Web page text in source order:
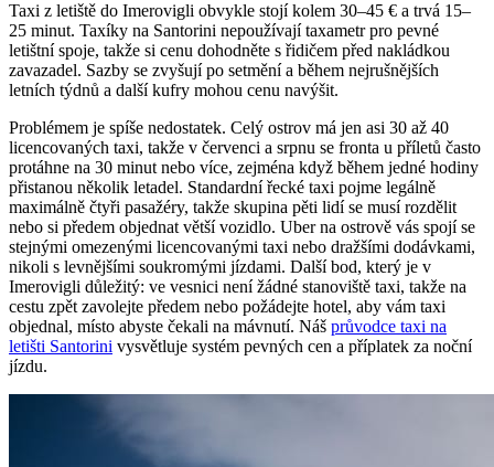
Taxi z letiště do Imerovigli obvykle stojí kolem 30–45 € a trvá 15–
25 minut. Taxíky na Santorini nepoužívají taxametr pro pevné
letištní spoje, takže si cenu dohodněte s řidičem před nakládkou
zavazadel. Sazby se zvyšují po setmění a během nejrušnějších
letních týdnů a další kufry mohou cenu navýšit.
Problémem je spíše nedostatek. Celý ostrov má jen asi 30 až 40
licencovaných taxi, takže v červenci a srpnu se fronta u příletů často
protáhne na 30 minut nebo více, zejména když během jedné hodiny
přistanou několik letadel. Standardní řecké taxi pojme legálně
maximálně čtyři pasažéry, takže skupina pěti lidí se musí rozdělit
nebo si předem objednat větší vozidlo. Uber na ostrově vás spojí se
stejnými omezenými licencovanými taxi nebo dražšími dodávkami,
nikoli s levnějšími soukromými jízdami. Další bod, který je v
Imerovigli důležitý: ve vesnici není žádné stanoviště taxi, takže na
cestu zpět zavolejte předem nebo požádejte hotel, aby vám taxi
objednal, místo abyste čekali na mávnutí. Náš průvodce taxi na
letišti Santorini vysvětluje systém pevných cen a příplatek za noční
jízdu.